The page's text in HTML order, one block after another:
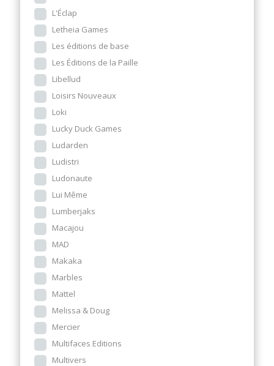
L'Éclap
Letheia Games
Les éditions de base
Les Éditions de la Paille
Libellud
Loisirs Nouveaux
Loki
Lucky Duck Games
Ludarden
Ludistri
Ludonaute
Lui Même
Lumberjaks
Macajou
MAD
Makaka
Marbles
Mattel
Melissa & Doug
Mercier
Multifaces Editions
Multivers